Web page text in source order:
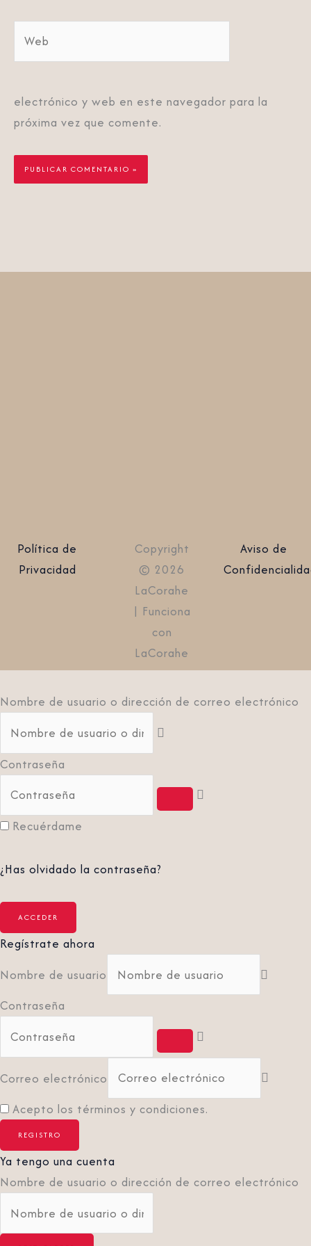
electrónico y web en este navegador para la
próxima vez que comente.
Política de
Privacidad
Copyright
© 2026
LaCorahe
| Funciona
con
LaCorahe
Aviso de
Nombre de usuario o dirección de correo electrónico
Contraseña
Recuérdame
¿Has olvidado la contraseña?
Regístrate ahora
Nombre de usuario
Contraseña
Correo electrónico
Acepto los términos y condiciones.
Ya tengo una cuenta
Nombre de usuario o dirección de correo electrónico